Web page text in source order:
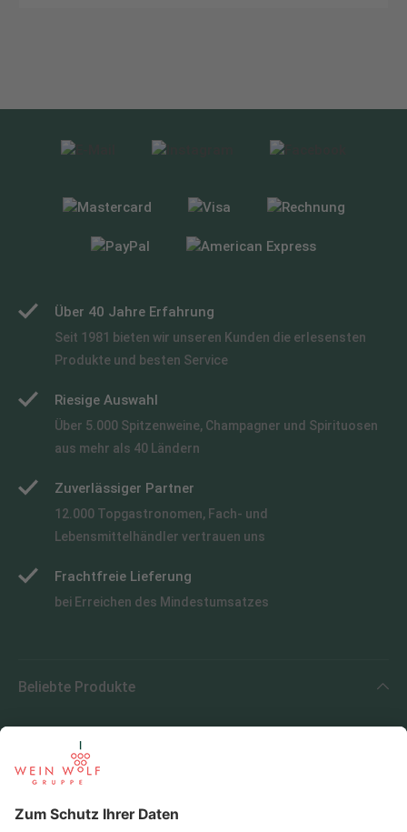
Über 40 Jahre Erfahrung
Seit 1981 bieten wir unseren Kunden die erlesensten
Produkte und besten Service
Riesige Auswahl
Über 5.000 Spitzenweine, Champagner und Spirituosen
aus mehr als 40 Ländern
Zuverlässiger Partner
12.000 Topgastronomen, Fach- und
Lebensmittelhändler vertrauen uns
Frachtfreie Lieferung
bei Erreichen des Mindestumsatzes
Beliebte Produkte
Beliebte Regionen
Beliebte Produzenten